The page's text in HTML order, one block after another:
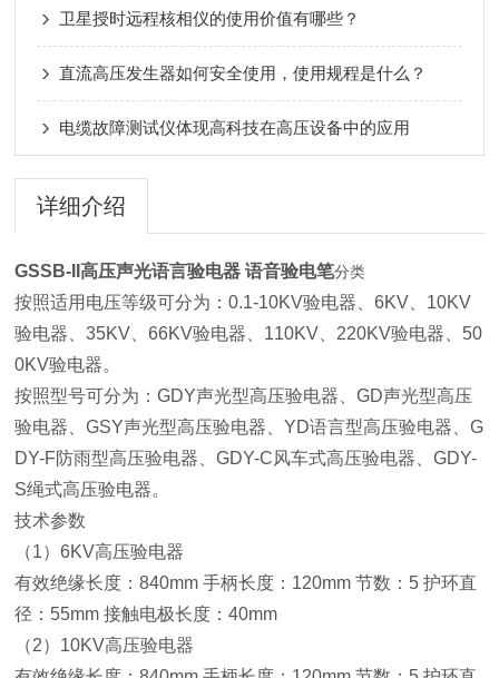
卫星授时远程核相仪的使用价值有哪些？
直流高压发生器如何安全使用，使用规程是什么？
电缆故障测试仪体现高科技在高压设备中的应用
详细介绍
GSSB-II高压声光语言验电器 语音验电笔分类
按照适用电压等级可分为：0.1-10KV验电器、6KV、10KV
验电器、35KV、66KV验电器、110KV、220KV验电器、50
0KV验电器。
按照型号可分为：GDY声光型高压验电器、GD声光型高压
验电器、GSY声光型高压验电器、YD语言型高压验电器、G
DY-F防雨型高压验电器、GDY-C风车式高压验电器、GDY-
S绳式高压验电器。
技术参数
（1）6KV高压验电器
有效绝缘长度：840mm 手柄长度：120mm 节数：5 护环直
径：55mm 接触电极长度：40mm
（2）10KV高压验电器